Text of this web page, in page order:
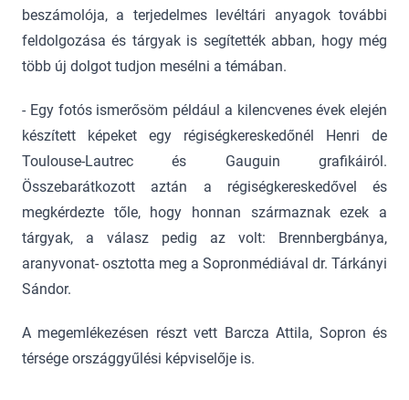
beszámolója, a terjedelmes levéltári anyagok további
feldolgozása és tárgyak is segítették abban, hogy még
több új dolgot tudjon mesélni a témában.
- Egy fotós ismerősöm például a kilencvenes évek elején
készített képeket egy régiségkereskedőnél Henri de
Toulouse-Lautrec és Gauguin grafikáiról.
Összebarátkozott aztán a régiségkereskedővel és
megkérdezte tőle, hogy honnan származnak ezek a
tárgyak, a válasz pedig az volt: Brennbergbánya,
aranyvonat- osztotta meg a Sopronmédiával dr. Tárkányi
Sándor.
A megemlékezésen részt vett Barcza Attila, Sopron és
térsége országgyűlési képviselője is.